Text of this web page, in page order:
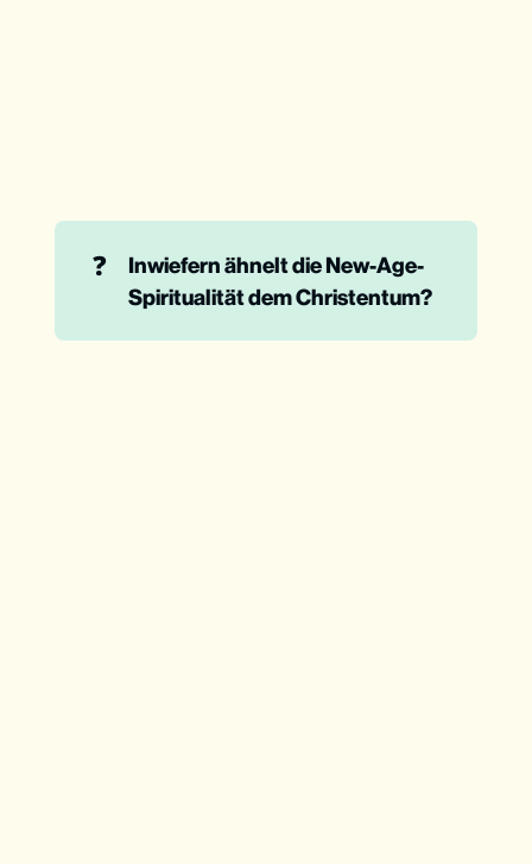
❓
Inwiefern ähnelt die New-Age-
Spiritualität dem Christentum?